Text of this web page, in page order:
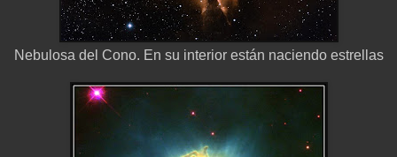
Nebulosa del Cono. En su interior están naciendo estrellas